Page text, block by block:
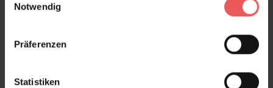
Notwendig
Präferenzen
Statistiken